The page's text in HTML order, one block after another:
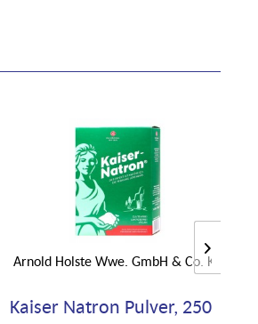
Arnold Holste Wwe. GmbH & Co. KG
Kaiser Natron Pulver, 250 g